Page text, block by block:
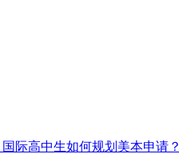
国际高中生如何规划美本申请？